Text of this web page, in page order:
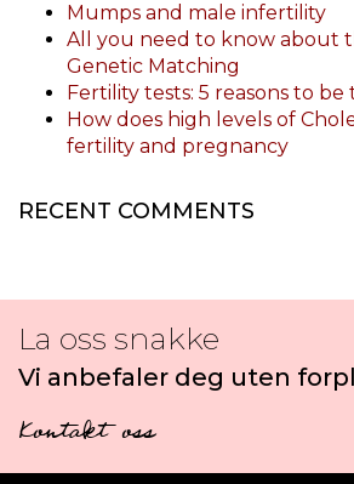
Mumps and male infertility
All you need to know about
Genetic Matching
Fertility tests: 5 reasons to be
How does high levels of
fertility and pregnancy
RECENT COMMENTS
La oss snakke
Vi anbefaler deg uten
Kontakt oss